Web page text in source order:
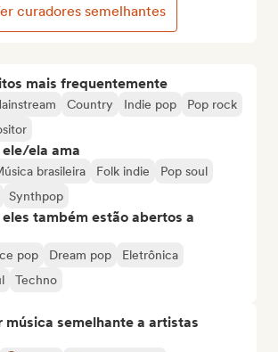
mais frequentemente
Country Indie pop
Pop rock
ela ama
brasileira Folk indie
Pop soul
Synthpop
também estão abertos a
pop Dream pop
Eletrônica
Techno
música semelhante a artistas
curadores semelhantes